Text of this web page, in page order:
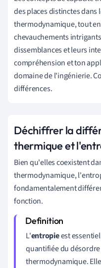
des places distinctes dans
thermodynamique, tout
chevauchements
dissemblances et leurs
compréhension et ton
domaine de l'ingénierie.
différences.
Déchiffrer la
thermique et
Bien qu'elles coexistent
thermodynamique,
fondamentalement
fonction.
L'entropieest
quantifiée du
thermodynamique.